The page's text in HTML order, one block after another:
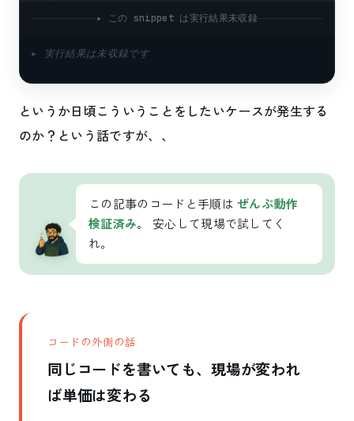
▸ この snippet は実行結果未収録
▸ 実行結果は未収録です
というか日頃こういうことをしたいケースが発生する
のか？という話ですが、、
この記事のコードと手順はぜんぶ動作
検証済み。 安心して現場で試してく
れ。
コードの外側の話
同じコードを書いても、現場が変われ
ば単価は変わる